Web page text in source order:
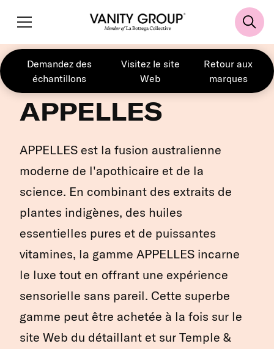
Demandez des
échantillons
Visitez le site
Web
Retour aux
marques
APPELLES
APPELLES est la fusion australienne
moderne de l'apothicaire et de la
science. En combinant des extraits de
plantes indigènes, des huiles
essentielles pures et de puissantes
vitamines, la gamme APPELLES incarne
le luxe tout en offrant une expérience
sensorielle sans pareil. Cette superbe
gamme peut être achetée à la fois sur le
site Web du détaillant et sur Temple &